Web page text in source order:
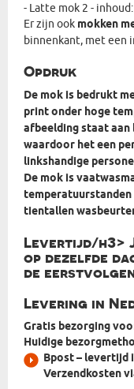
- Latte mok 2 -
Er zijn ook mokken
binnenkant, met een
Opdruk
De mok is bedrukt
print onder hoge
afbeelding staat aan
waardoor het een
linkshandige
De mok is
temperatuurstanden
tientallen
Levertijd/h3>
op dezelfde
de
Levering in
Gratis bezorging
Huidige
Bpost– levertijd
Verzendkosten